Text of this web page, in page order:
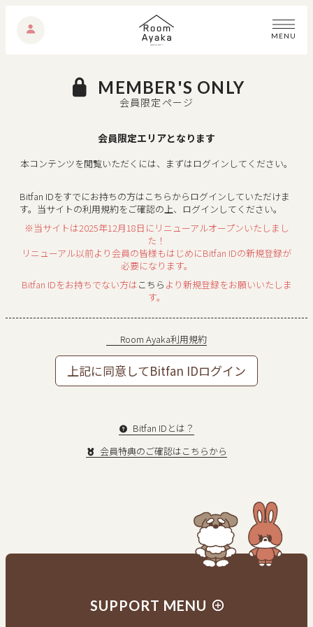
M EN U
新規入会はこちら
会員の方はログイン
MEMBER'S ONLY
会員限定ページ
会員限定エリアとなります
本コンテンツを閲覧いただくには、まずはログインしてください。
Bitfan IDをすでにお持ちの方はこちらからログインしていただけま
す。 当サイトの利用規約をご確認の上、ログインしてください。
※当サイトは2025年12月18日にリニューアルオープンいたしまし
た！
リニューアル以前より会員の皆様もはじめにBitfan IDの新規登録が
必要になります。
Bitfan IDをお持ちでない方はこちら より新規登録をお願いいたしま
す。
Room Ayaka利用規約
上記に同意してBitfan IDログイン
Bitfan IDとは？
会員特典のご確認はこちらから
SUPPORT MENU